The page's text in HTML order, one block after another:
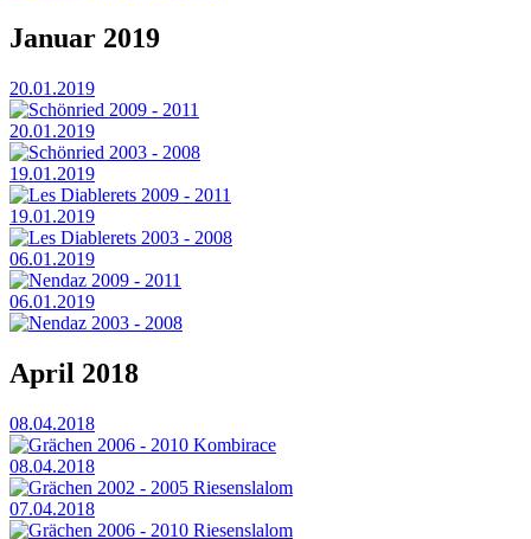
Januar 2019
20.01.2019
Schönried 2009 - 2011
20.01.2019
Schönried 2003 - 2008
19.01.2019
Les Diablerets 2009 - 2011
19.01.2019
Les Diablerets 2003 - 2008
06.01.2019
Nendaz 2009 - 2011
06.01.2019
Nendaz 2003 - 2008
April 2018
08.04.2018
Grächen 2006 - 2010 Kombirace
08.04.2018
Grächen 2002 - 2005 Riesenslalom
07.04.2018
Grächen 2006 - 2010 Riesenslalom